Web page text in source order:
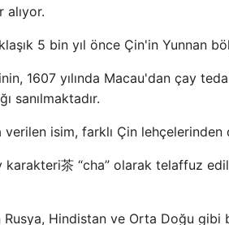
alıyor.
5 bin yıl önce Çin'in Yunnan
1607 yılında Macau'dan çay
sanılmaktadır.
isim, farklı Çin lehçelerinden
茶 “cha” olarak telaffuz
Hindistan ve Orta Doğu gibi